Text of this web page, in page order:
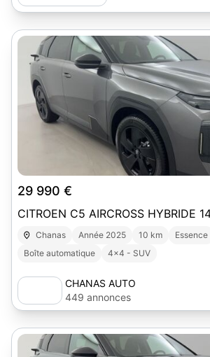
29 990 €
CITROEN C5 AIRCROSS HYBRIDE
Chanas Année 2025 10 km
Essence
Boîte automatique
4x4 - SUV
CHANAS AUTO
449 annonces